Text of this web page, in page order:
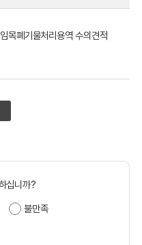
목폐기물처리용역 수의견적
십니까?
불만족